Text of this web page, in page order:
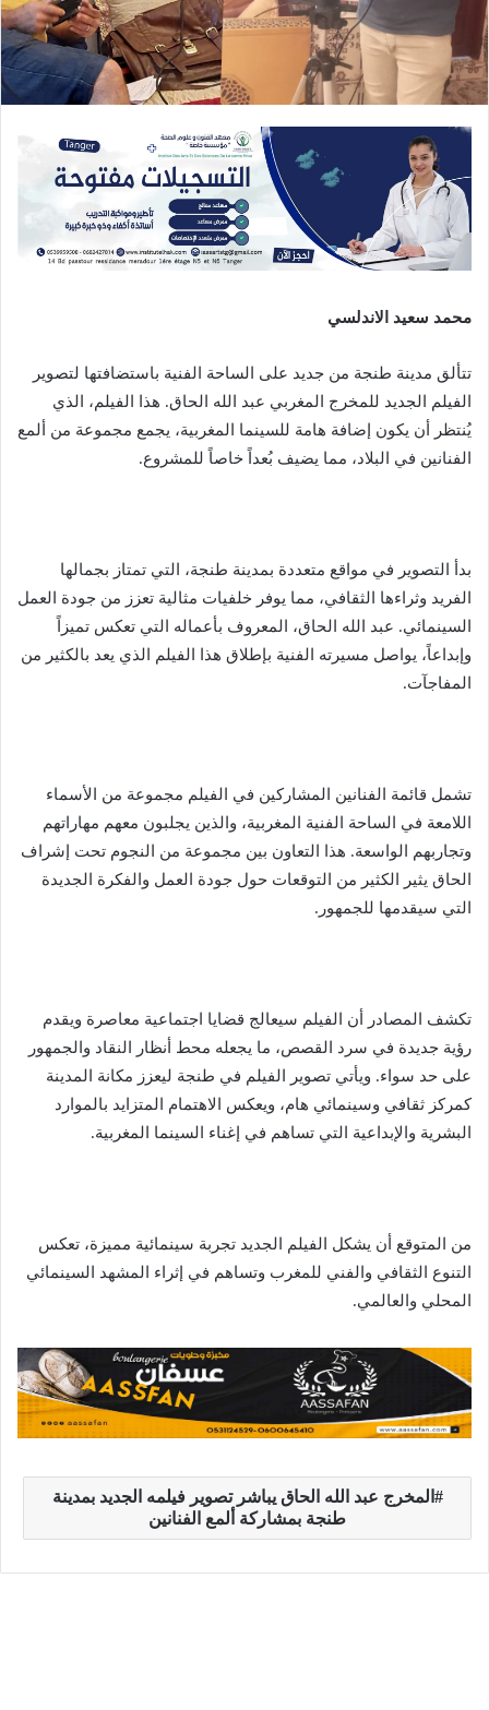
محمد سعيد الاندلسي
تتألق مدينة طنجة من جديد على الساحة الفنية باستضافتها لتصوير
الفيلم الجديد للمخرج المغربي عبد الله الحاق. هذا الفيلم، الذي
يُنتظر أن يكون إضافة هامة للسينما المغربية، يجمع مجموعة من ألمع
الفنانين في البلاد، مما يضيف بُعداً خاصاً للمشروع.
بدأ التصوير في مواقع متعددة بمدينة طنجة، التي تمتاز بجمالها
الفريد وثراءها الثقافي، مما يوفر خلفيات مثالية تعزز من جودة العمل
السينمائي. عبد الله الحاق، المعروف بأعماله التي تعكس تميزاً
وإبداعاً، يواصل مسيرته الفنية بإطلاق هذا الفيلم الذي يعد بالكثير من
المفاجآت.
تشمل قائمة الفنانين المشاركين في الفيلم مجموعة من الأسماء
اللامعة في الساحة الفنية المغربية، والذين يجلبون معهم مهاراتهم
وتجاربهم الواسعة. هذا التعاون بين مجموعة من النجوم تحت إشراف
الحاق يثير الكثير من التوقعات حول جودة العمل والفكرة الجديدة
التي سيقدمها للجمهور.
تكشف المصادر أن الفيلم سيعالج قضايا اجتماعية معاصرة ويقدم
رؤية جديدة في سرد القصص، ما يجعله محط أنظار النقاد والجمهور
على حد سواء. ويأتي تصوير الفيلم في طنجة ليعزز مكانة المدينة
كمركز ثقافي وسينمائي هام، ويعكس الاهتمام المتزايد بالموارد
البشرية والإبداعية التي تساهم في إغناء السينما المغربية.
من المتوقع أن يشكل الفيلم الجديد تجربة سينمائية مميزة، تعكس
التنوع الثقافي والفني للمغرب وتساهم في إثراء المشهد السينمائي
المحلي والعالمي.
المخرج عبد الله الحاق يباشر تصوير فيلمه الجديد بمدينة
طنجة بمشاركة ألمع الفنانين